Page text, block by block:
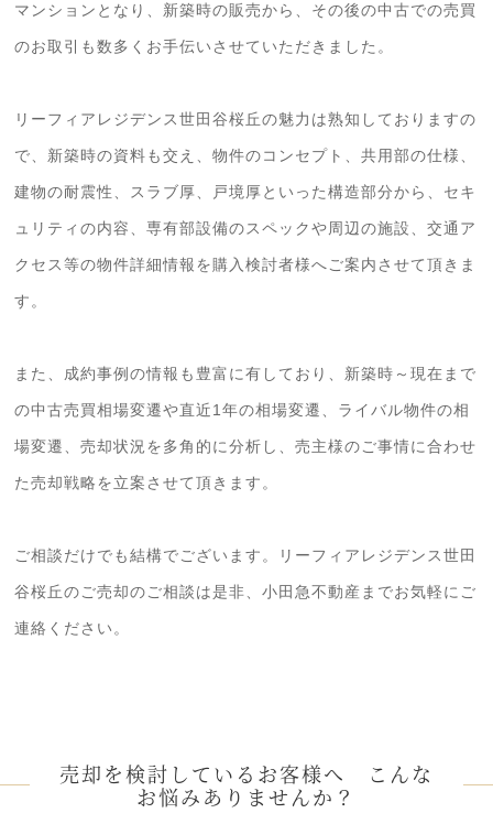
マンションとなり、新築時の販売から、その後の中古での売買
のお取引も数多くお手伝いさせていただきました。
リーフィアレジデンス世田谷桜丘の魅力は熟知しておりますの
で、新築時の資料も交え、物件のコンセプト、共用部の仕様、
建物の耐震性、スラブ厚、戸境厚といった構造部分から、セキ
ュリティの内容、専有部設備のスペックや周辺の施設、交通ア
クセス等の物件詳細情報を購入検討者様へご案内させて頂きま
す。
また、成約事例の情報も豊富に有しており、新築時～現在まで
の中古売買相場変遷や直近1年の相場変遷、ライバル物件の相
場変遷、売却状況を多角的に分析し、売主様のご事情に合わせ
た売却戦略を立案させて頂きます。
ご相談だけでも結構でございます。リーフィアレジデンス世田
谷桜丘のご売却のご相談は是非、小田急不動産までお気軽にご
連絡ください。
売却を検討しているお客様へ こんな
お悩みありませんか？